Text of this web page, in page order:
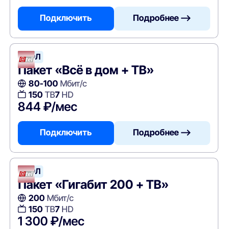
Подключить Подробнее —>
АТЭЛ
Пакет «Всё в дом + ТВ»
80-100Мбит/с
150ТВ7HD
844 ₽/мес
Подключить Подробнее —>
АТЭЛ
Пакет «Гигабит 200 + ТВ»
200Мбит/с
150ТВ7HD
1 300 ₽/мес